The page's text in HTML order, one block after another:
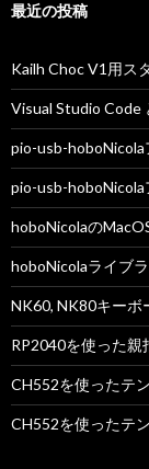
最近の投稿
Kailh Choc V1用ス
Visual Studio Code
pio-usb-
pio-usb-
hoboNicolaの
hoboNicolaライブ
NK60, NK80キーボ
RP2040を使った
CH552を使ったテ
CH552を使ったテ